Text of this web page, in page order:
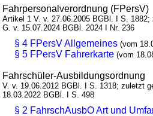
Fahrpersonalverordnung (FPersV)
Artikel 1 V. v. 27.06.2005 BGBl. I S.
G. v. 15.07.2024 BGBl. 2024 I Nr. 236
§ 4 FPersV Allgemeines (vom
§ 5 FPersV Fahrerkarte (vom
Fahrschüler-Ausbildungsordnung
V. v. 19.06.2012 BGBl. I S. 1318; zuletzt
18.03.2022 BGBl. I S. 498
§ 2 FahrschAusbO Art und